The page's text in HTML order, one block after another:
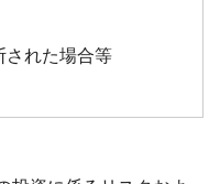
された場合等